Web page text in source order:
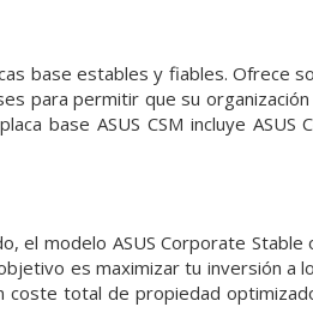
base estables y fiables. Ofrece
para permitir que su
base ASUS CSM incluye ASUS
el modelo ASUS Corporate Stable
es maximizar tu inversión a
coste total de propiedad